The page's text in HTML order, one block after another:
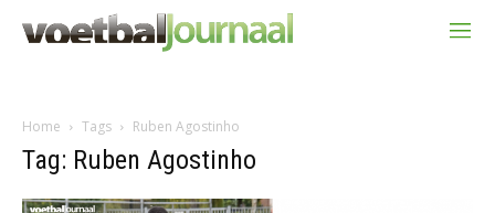
Home Tags Ruben Agostinho
Tag: Ruben Agostinho